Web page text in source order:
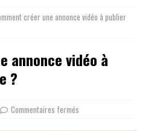
créer une annonce vidéo à publier
annonce vidéo à
?
Commentaires fermés